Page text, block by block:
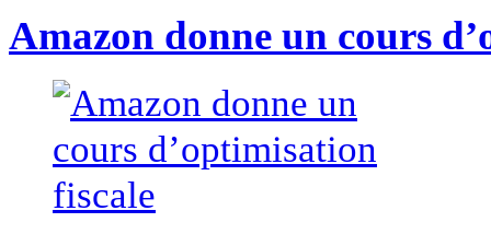
Amazon donne un cours